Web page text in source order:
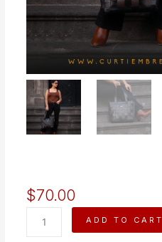
$70.00
ADD TO CART